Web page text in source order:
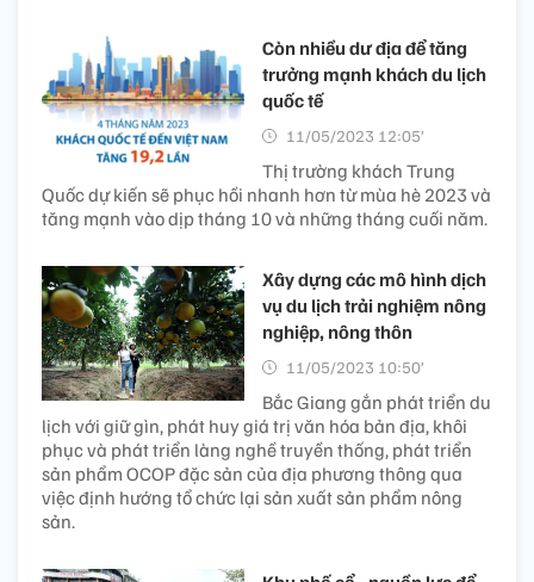
Còn nhiều dư địa để tăng
trưởng mạnh khách du lịch
quốc tế
11/05/2023 12:05’
Thị trường khách Trung
Quốc dự kiến sẽ phục hồi nhanh hơn từ mùa hè 2023 và
tăng mạnh vào dịp tháng 10 và những tháng cuối năm.
Xây dựng các mô hình dịch
vụ du lịch trải nghiệm nông
nghiệp, nông thôn
11/05/2023 10:50’
Bắc Giang gắn phát triển du
lịch với giữ gìn, phát huy giá trị văn hóa bản địa, khôi
phục và phát triển làng nghề truyền thống, phát triển
sản phẩm OCOP đặc sản của địa phương thông qua
việc định hướng tổ chức lại sản xuất sản phẩm nông
sản.